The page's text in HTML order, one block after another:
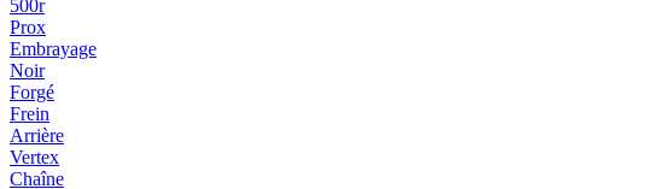
500r
Prox
Embrayage
Noir
Forgé
Frein
Arrière
Vertex
Chaîne